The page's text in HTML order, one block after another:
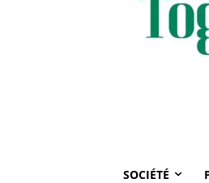
SOCIÉTÉ